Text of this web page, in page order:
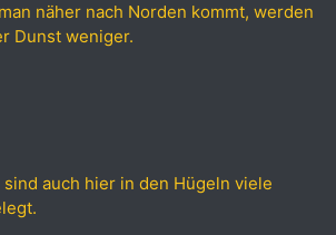
näher nach Norden kommt, werden
Dunst weniger.
auch hier in den Hügeln viele